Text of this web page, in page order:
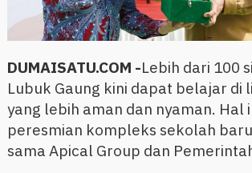
DUMAISATU.COM -Lebih dari 100
Lubuk Gaung kini dapat belajar di
yang lebih aman dan nyaman. Hal
peresmian kompleks sekolah
sama Apical Group dan